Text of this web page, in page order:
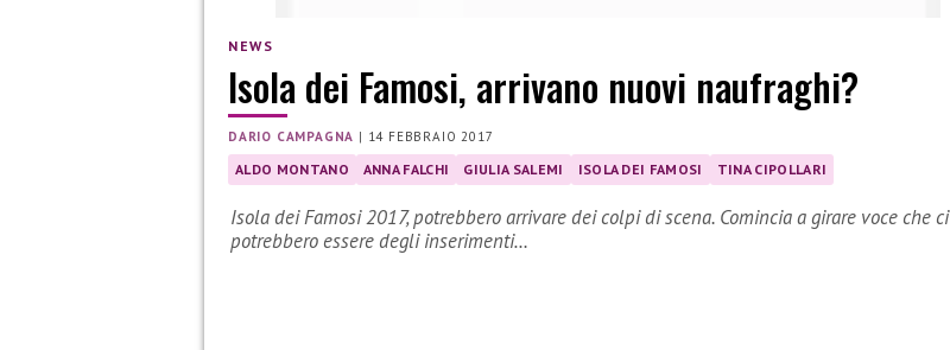
NEWS
Isola dei Famosi, arrivano nuovi naufraghi?
DARIO CAMPAGNA | 14 FEBBRAIO 2017
ALDO MONTANO ANNA FALCHI GIULIA SALEMI ISOLA DEI FAMOSI TINA CIPOLLARI
Isola dei Famosi 2017, potrebbero arrivare dei colpi di scena. Comincia a girare voce che ci
potrebbero essere degli inserimenti…